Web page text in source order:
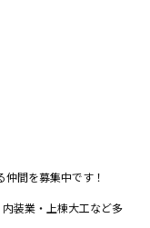
仲間を募集中です！
装業・上棟大工など多